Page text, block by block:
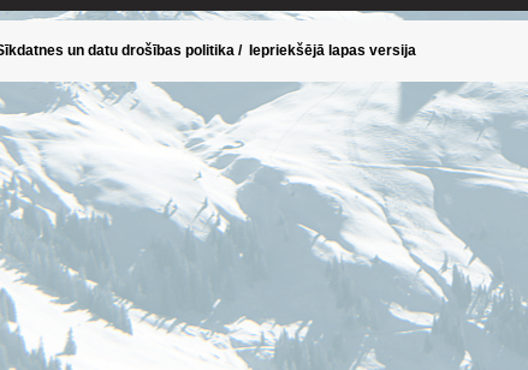
un datu drošības politika / Iepriekšējā lapas versija